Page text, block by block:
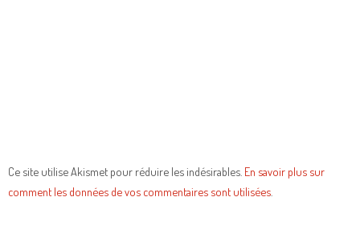
Ce site utilise Akismet pour réduire les indésirables. En savoir plus sur
comment les données de vos commentaires sont utilisées